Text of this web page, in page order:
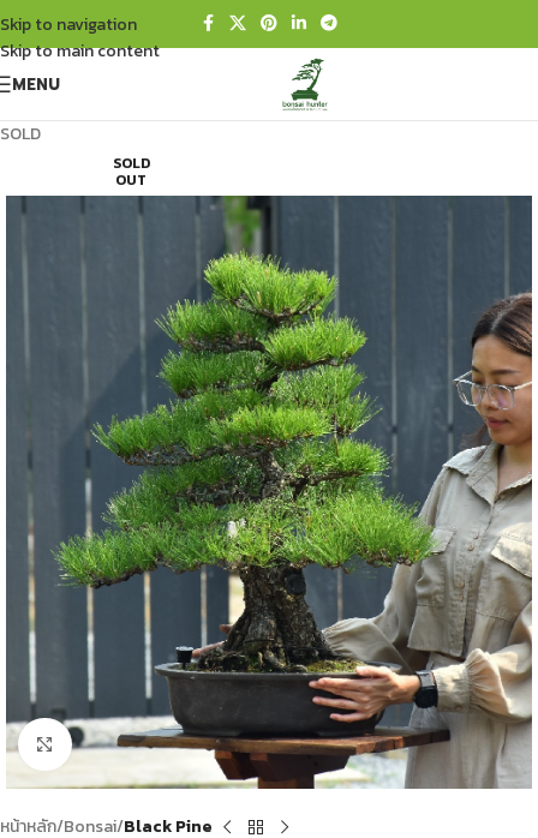
Skip to navigation
Skip to main content
MENU
SOLD
SOLD
OUT
Click to enlarge
หน้าหลัก Bonsai Black Pine